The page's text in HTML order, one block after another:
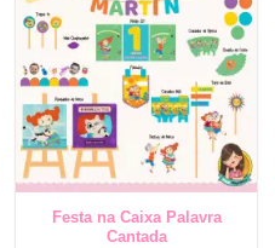
Festa na Caixa Palavra
Cantada